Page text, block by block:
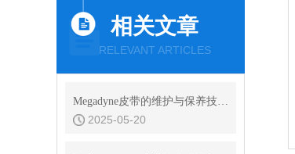
相关文章
RELEVANT ARTICLES
Megadyne皮带的维护与保养技巧说明
2025-05-20